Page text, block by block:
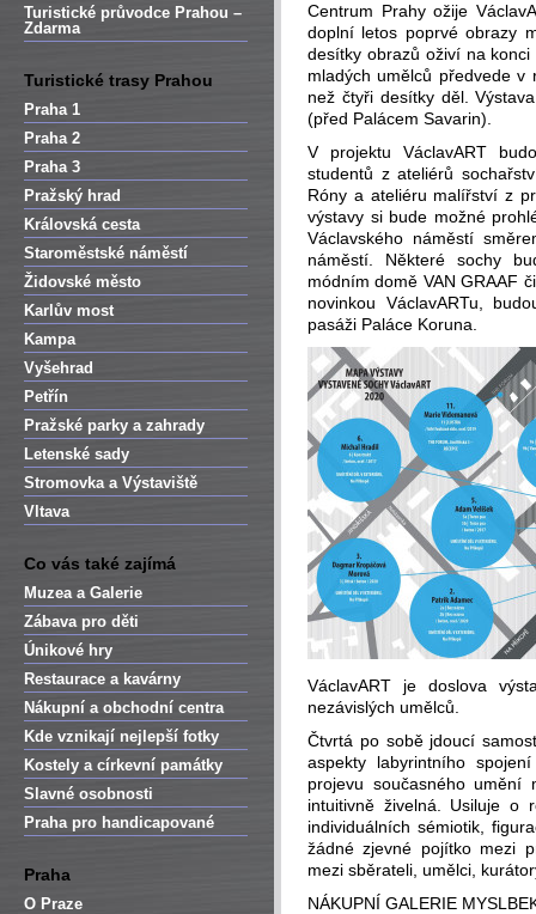
Turistické průvodce Prahou –
Zdarma
Turistické trasy Prahou
Praha 1
Praha 2
Praha 3
Pražský hrad
Královská cesta
Staroměstské náměstí
Židovské město
Karlův most
Kampa
Vyšehrad
Petřín
Pražské parky a zahrady
Letenské sady
Stromovka a Výstaviště
Vltava
Co vás také zajímá
Muzea a Galerie
Zábava pro děti
Únikové hry
Restaurace a kavárny
Nákupní a obchodní centra
Kde vznikají nejlepší fotky
Kostely a církevní památky
Slavné osobnosti
Praha pro handicapované
Praha
O Praze
Centrum Prahy ožije
doplní letos poprvé obrazy
desítky obrazů oživí na
mladých umělců předvede v
než čtyři desítky děl.
(před Palácem Savarin).
V projektu VáclavART
studentů z ateliérů
Róny a ateliéru malířství z
výstavy si bude možné
Václavského náměstí
náměstí. Některé sochy
módním domě VAN GRAAF
novinkou VáclavARTu,
pasáži Paláce Koruna.
VáclavART je doslova
nezávislých umělců.
Čtvrtá po sobě jdoucí
aspekty labyrintního
projevu současného umění
intuitivně živelná. Usiluje o
individuálních sémiotik,
žádné zjevné pojítko mezi
mezi sběrateli, umělci,
NÁKUPNÍ GALERIE